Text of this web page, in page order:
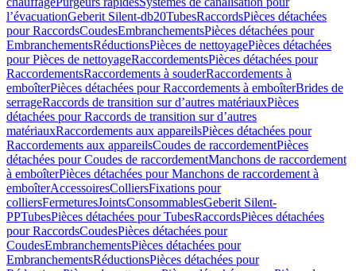
l’évacuationGeberit Silent-db20TubesRaccordsPièces détachées
pour RaccordsCoudesEmbranchementsPièces détachées pour
EmbranchementsRéductionsPièces de nettoyagePièces détachées
pour Pièces de nettoyageRaccordementsPièces détachées pour
RaccordementsRaccordements à souderRaccordements à
emboîterPièces détachées pour Raccordements à emboîterBrides de
serrageRaccords de transition sur d’autres matériauxPièces
détachées pour Raccords de transition sur d’autres
matériauxRaccordements aux appareilsPièces détachées pour
Raccordements aux appareilsCoudes de raccordementPièces
détachées pour Coudes de raccordementManchons de raccordement
à emboîterPièces détachées pour Manchons de raccordement à
emboîterAccessoiresColliersFixations pour
colliersFermeturesJointsConsommablesGeberit Silent-
PPTubesPièces détachées pour TubesRaccordsPièces détachées
pour RaccordsCoudesPièces détachées pour
CoudesEmbranchementsPièces détachées pour
EmbranchementsRéductionsPièces détachées pour